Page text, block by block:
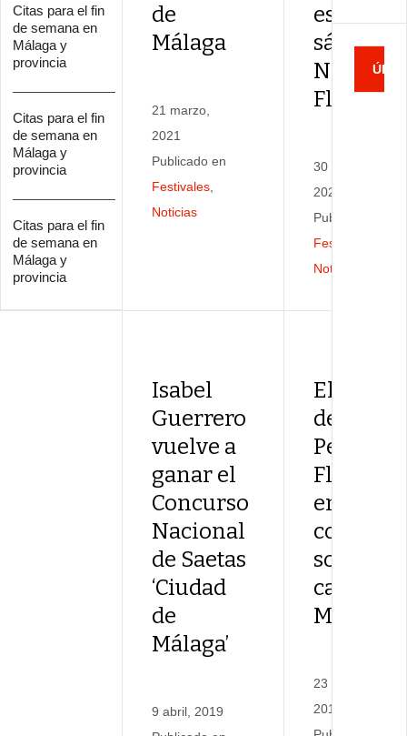
de
Málaga
21 marzo,
2021
Publicado en
Festivales
Noticias
este
sábado
Navidad
30 noviembre,
2020
Publicado en
Festivales
Noticias
Isabel
Guerrero
vuelve a
ganar el
Concurso
Nacional
de Saetas
‘Ciudad
de
Málaga’
9 abril, 2019
El editor
de
Pellizco
en un
coloquio
sobre los
cantes
Málaga
23 noviembre,
2018
Citas para el fin
de semana en
Málaga y
provincia
Citas para el fin
de semana en
Málaga y
provincia
Citas para el fin
de semana en
Málaga y
provincia